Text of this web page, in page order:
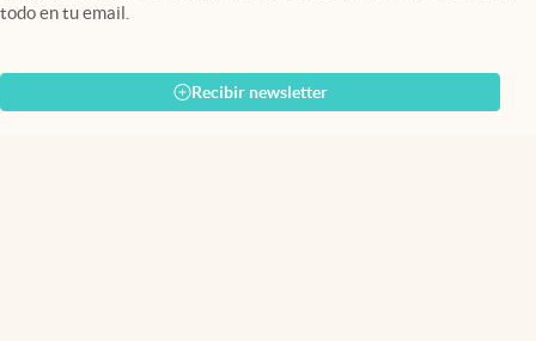
todo en tu email.
Recibir newsletter